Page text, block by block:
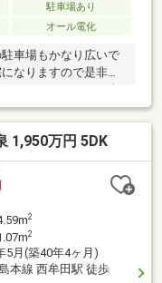
駐車場あり
オール電化
車場もかなり広いで
なりますので是非一
になりますのでお子
1,950万円 5DK
2
2
5月(築40年4ヶ月)
本線 西牟田駅 徒歩